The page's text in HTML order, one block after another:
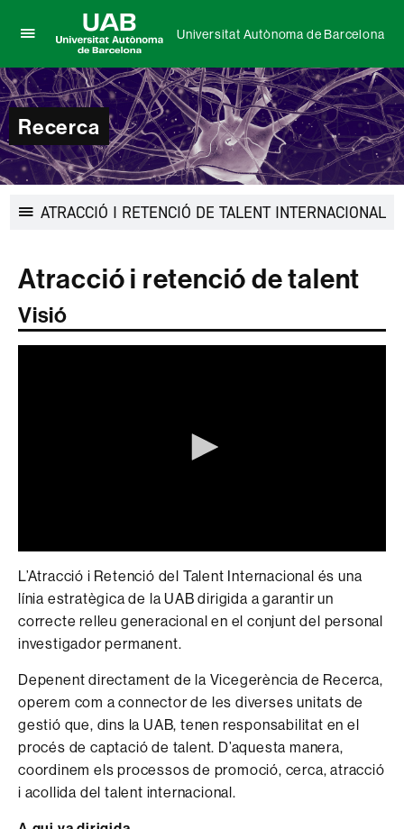
per
desplegar
el
menú
de
Universitat
Autònoma
Barcelona
Universitat
Autònoma
Barcelona
Universitat Autònoma de Barcelona
Recerca
ATRACCIÓ I RETENCIÓ DE TALENT INTERNACIONAL
Atracció i retenció de talent
Visió
seconds
of
0
seconds
L’Atracció i Retenció del Talent Internacional és una
línia estratègica de la UAB dirigida a garantir un
correcte relleu generacional en el conjunt del personal
investigador permanent.
Depenent directament de la Vicegerència de Recerca,
operem com a connector de les diverses unitats de
gestió que, dins la UAB, tenen responsabilitat en el
procés de captació de talent. D’aquesta manera,
coordinem els processos de promoció, cerca, atracció
i acollida del talent internacional.